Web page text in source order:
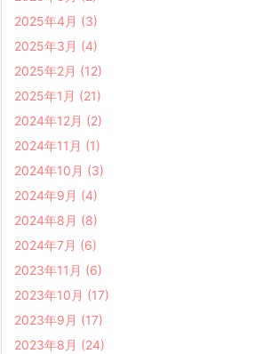
2025年4月 (3)
2025年3月 (4)
2025年2月 (12)
2025年1月 (21)
2024年12月 (2)
2024年11月 (1)
2024年10月 (3)
2024年9月 (4)
2024年8月 (8)
2024年7月 (6)
2023年11月 (6)
2023年10月 (17)
2023年9月 (17)
2023年8月 (24)